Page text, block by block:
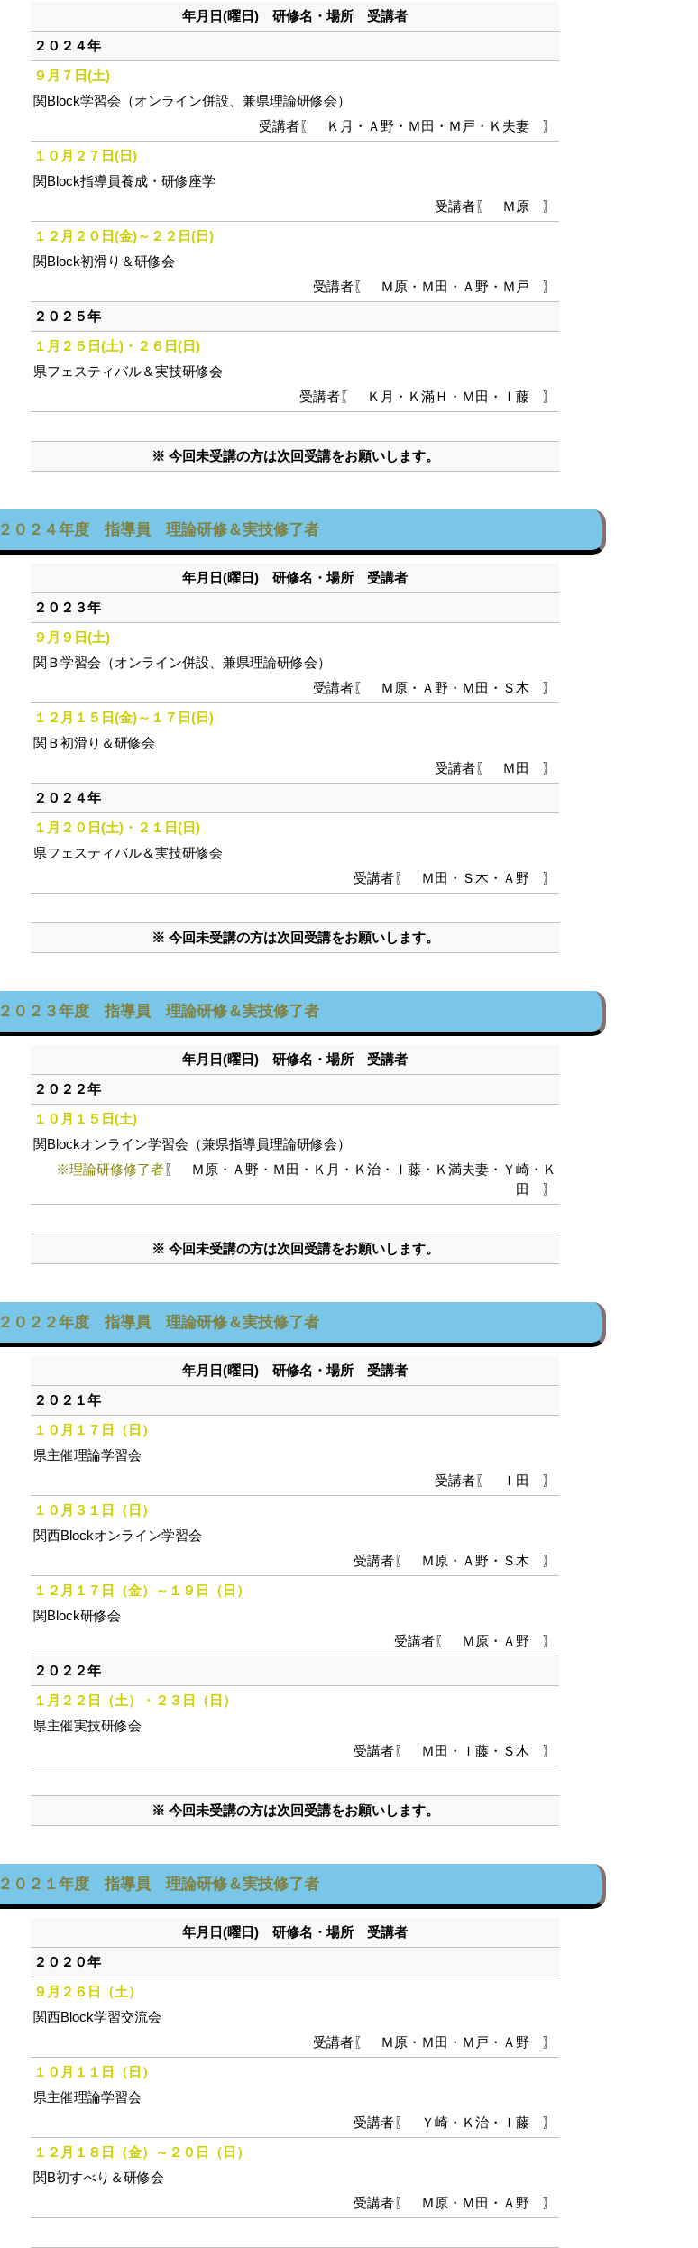
年月日(曜日) 研修名・場所 受講者
２０２４年
９月７日(土)
関Block学習会（オンライン併設、兼県理論研修会）
受講者〖 Ｋ月・Ａ野・Ｍ田・Ｍ戸・Ｋ夫妻 〗
１０月２７日(日)
関Block指導員養成・研修座学
受講者〖 Ｍ原 〗
１２月２０日(金)～２２日(日)
関Block初滑り＆研修会
受講者〖 Ｍ原・Ｍ田・Ａ野・Ｍ戸 〗
２０２５年
１月２５日(土)・２６日(日)
県フェスティバル＆実技研修会
受講者〖 Ｋ月・Ｋ滿Ｈ・Ｍ田・Ｉ藤 〗
※ 今回未受講の方は次回受講をお願いします。
２０２４年度 指導員 理論研修＆実技修了者
年月日(曜日) 研修名・場所 受講者
２０２３年
９月９日(土)
関Ｂ学習会（オンライン併設、兼県理論研修会）
受講者〖 Ｍ原・Ａ野・Ｍ田・Ｓ木 〗
１２月１５日(金)～１７日(日)
関Ｂ初滑り＆研修会
受講者〖 Ｍ田 〗
２０２４年
１月２０日(土)・２１日(日)
県フェスティバル＆実技研修会
受講者〖 Ｍ田・Ｓ木・Ａ野 〗
※ 今回未受講の方は次回受講をお願いします。
２０２３年度 指導員 理論研修＆実技修了者
年月日(曜日) 研修名・場所 受講者
２０２２年
１０月１５日(土)
関Blockオンライン学習会（兼県指導員理論研修会）
※理論研修修了者〖 Ｍ原・Ａ野・Ｍ田・Ｋ月・Ｋ治・Ｉ藤・Ｋ満夫妻・Ｙ崎・Ｋ
田 〗
※ 今回未受講の方は次回受講をお願いします。
２０２２年度 指導員 理論研修＆実技修了者
年月日(曜日) 研修名・場所 受講者
２０２１年
１０月１７日（日）
県主催理論学習会
受講者〖 Ｉ田 〗
１０月３１日（日）
関西Blockオンライン学習会
受講者〖 Ｍ原・Ａ野・Ｓ木 〗
１２月１７日（金）～１９日（日）
関Block研修会
受講者〖 Ｍ原・Ａ野 〗
２０２２年
１月２２日（土）・２３日（日）
県主催実技研修会
受講者〖 Ｍ田・Ｉ藤・Ｓ木 〗
※ 今回未受講の方は次回受講をお願いします。
２０２１年度 指導員 理論研修＆実技修了者
年月日(曜日) 研修名・場所 受講者
２０２０年
９月２６日（土）
関西Block学習交流会
受講者〖 Ｍ原・Ｍ田・Ｍ戸・Ａ野 〗
１０月１１日（日）
県主催理論学習会
受講者〖 Ｙ崎・Ｋ治・Ｉ藤 〗
１２月１８日（金）～２０日（日）
関B初すべり＆研修会
受講者〖 Ｍ原・Ｍ田・Ａ野 〗